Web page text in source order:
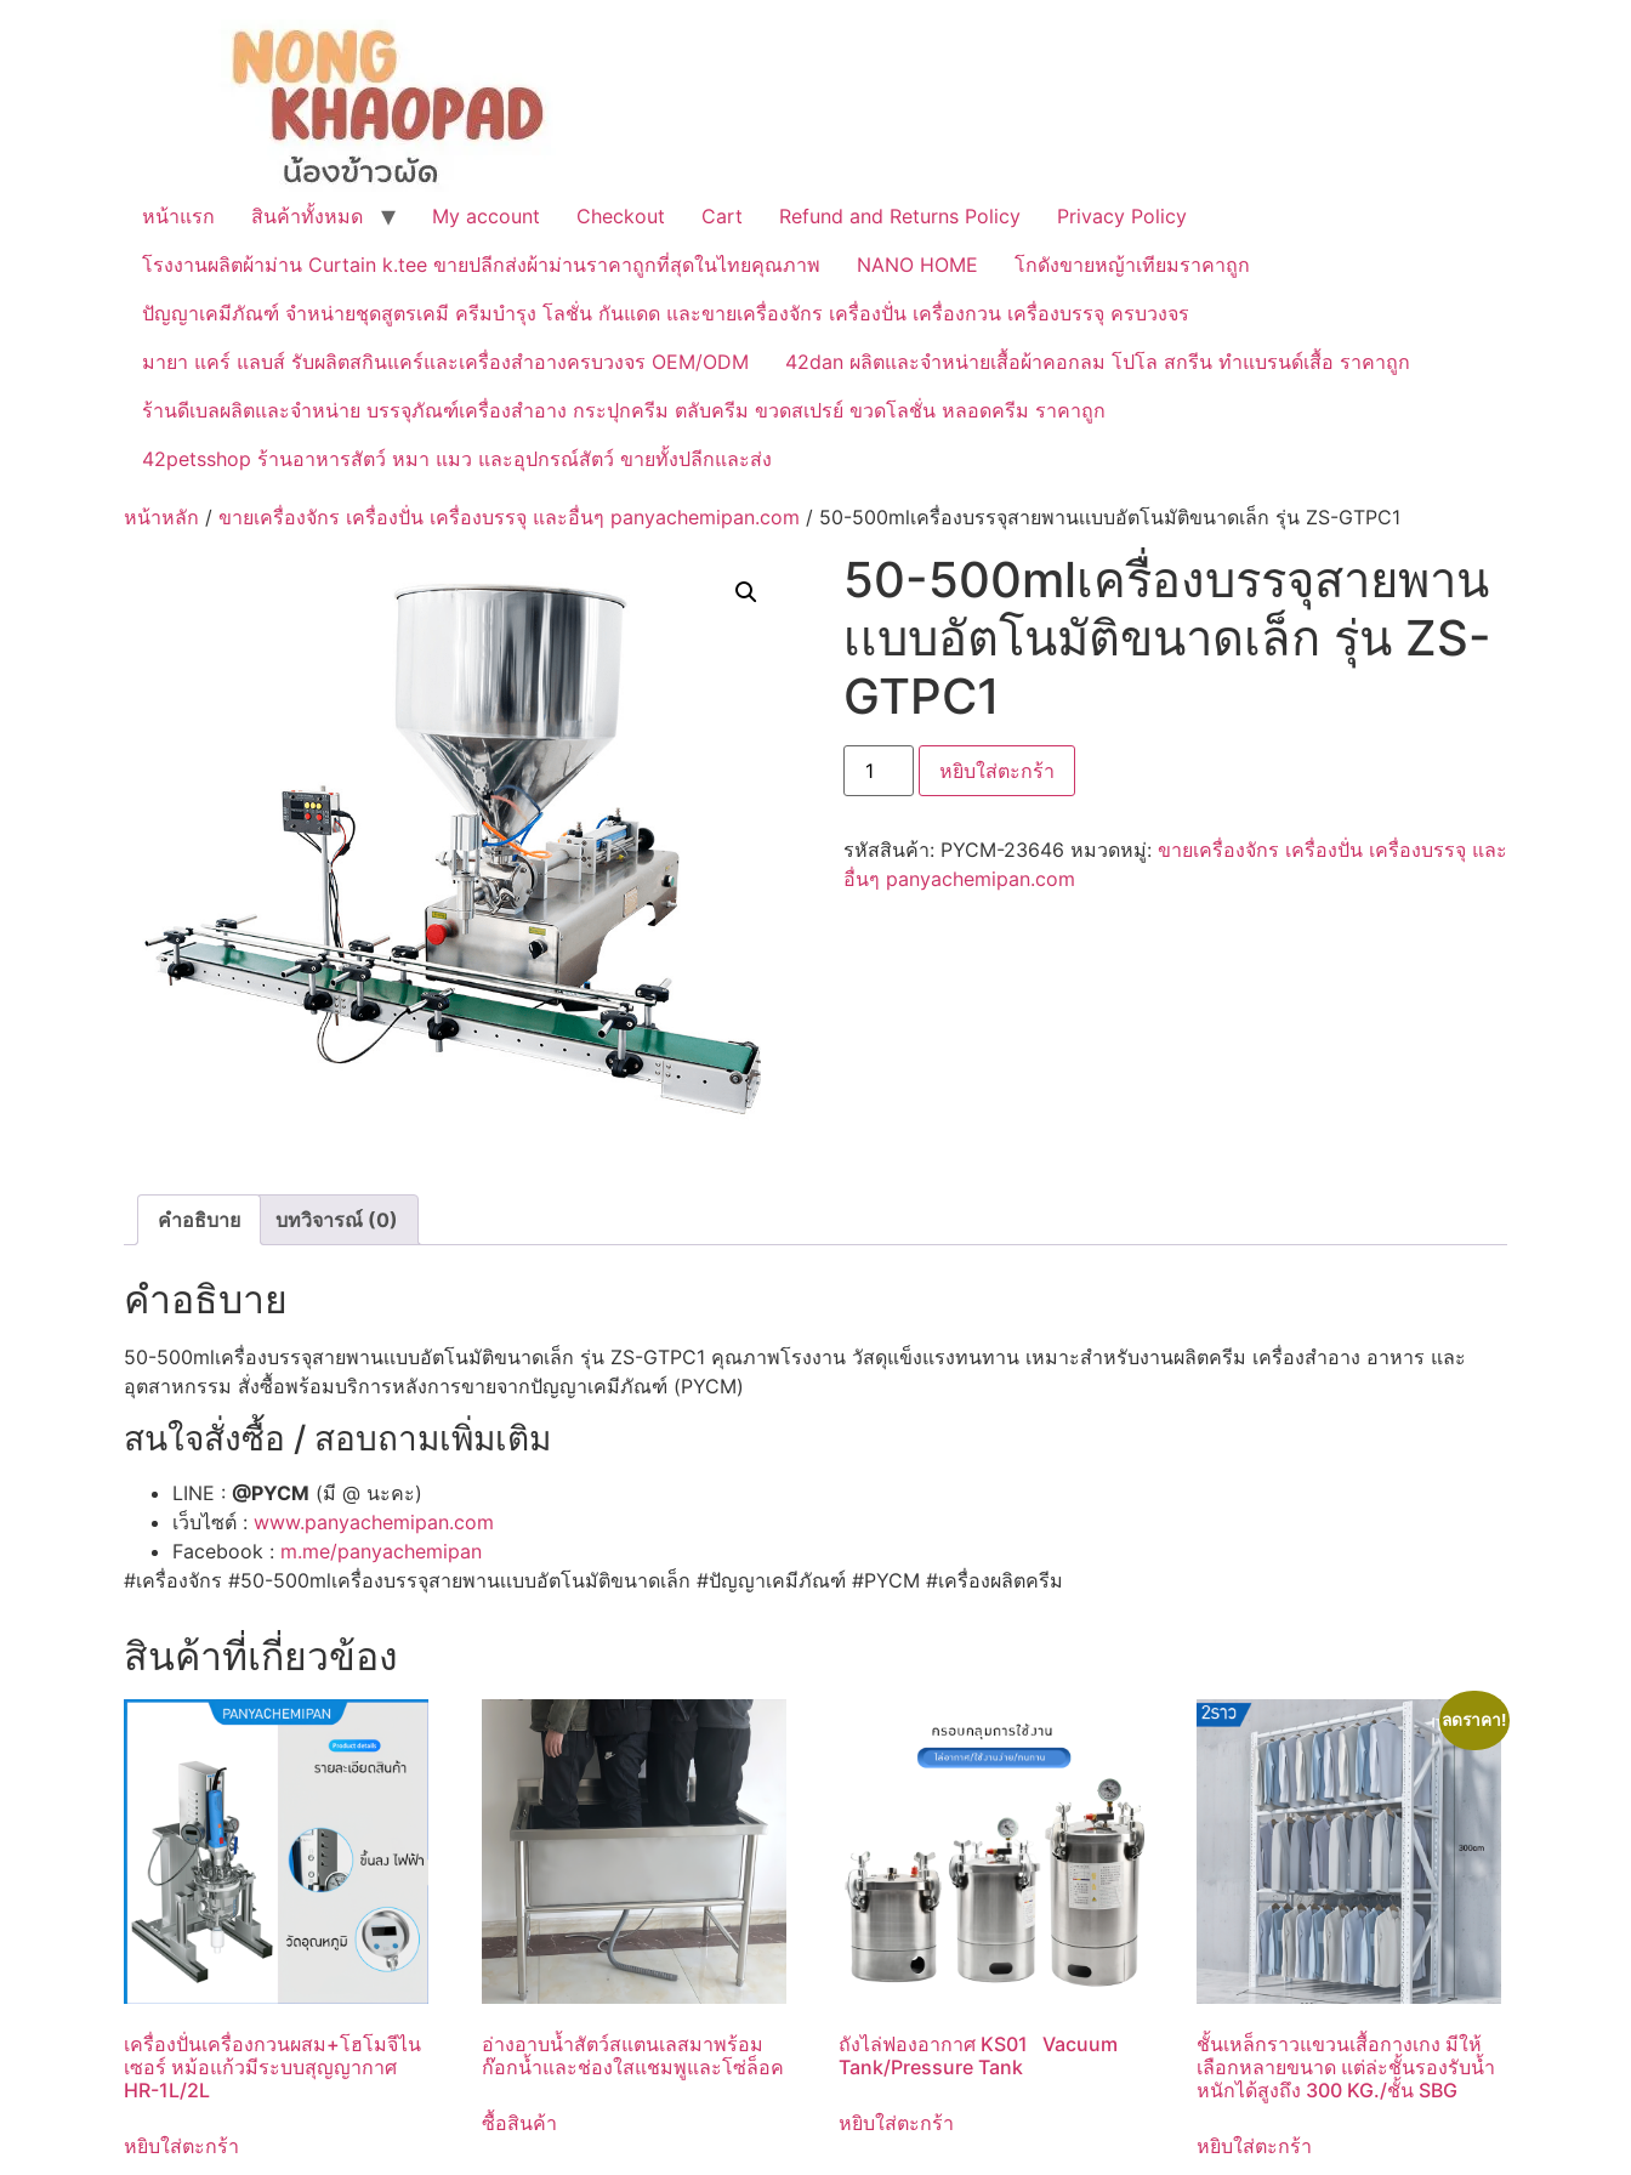
หน้าแรก สินค้าทั้งหมด My account Checkout Cart Refund and Returns Policy
Privacy Policy
โรงงานผลิตผ้าม่าน Curtain k.tee ขายปลีกส่งผ้าม่านราคาถูกที่สุดในไทยคุณภาพ
NANO HOME
โกดังขายหญ้าเทียมราคาถูก
ปัญญาเคมีภัณฑ์ จำหน่ายชุดสูตรเคมี ครีมบำรุง โลชั่น กันแดด และขายเครื่องจักร เครื่องปั่น เครื่องกวน เครื่องบรรจุ ครบวงจร
มายา แคร์ แลบส์ รับผลิตสกินแคร์และเครื่องสำอางครบวงจร OEM/ODM
42dan ผลิตและจำหน่ายเสื้อผ้าคอกลม โปโล สกรีน ทำแบรนด์เสื้อ ราคาถูก
ร้านดีเบลผลิตและจำหน่าย บรรจุภัณฑ์เครื่องสำอาง กระปุกครีม ตลับครีม ขวดสเปรย์ ขวดโลชั่น หลอดครีม ราคาถูก
42petsshop ร้านอาหารสัตว์ หมา แมว และอุปกรณ์สัตว์ ขายทั้งปลีกและส่ง
หน้าหลัก / ขายเครื่องจักร เครื่องปั่น เครื่องบรรจุ และอื่นๆ panyachemipan.com / 50-500mlเครื่องบรรจุสายพานเเบบอัตโนมัติขนาดเล็ก รุ่น ZS-GTPC1
50-500mlเครื่องบรรจุสายพาน
เเบบอัตโนมัติขนาดเล็ก รุ่น ZS-
GTPC1
หยิบใส่ตะกร้า
รหัสสินค้า: PYCM-23646 หมวดหมู่: ขายเครื่องจักร เครื่องปั่น เครื่องบรรจุ และ
อื่นๆ panyachemipan.com
คำอธิบาย บทวิจารณ์ (0)
คำอธิบาย
50-500mlเครื่องบรรจุสายพานเเบบอัตโนมัติขนาดเล็ก รุ่น ZS-GTPC1 คุณภาพโรงงาน วัสดุแข็งแรงทนทาน เหมาะสำหรับงานผลิตครีม เครื่องสำอาง อาหาร และ
อุตสาหกรรม สั่งซื้อพร้อมบริการหลังการขายจากปัญญาเคมีภัณฑ์ (PYCM)
สนใจสั่งซื้อ / สอบถามเพิ่มเติม
LINE : @PYCM (มี @ นะคะ)
เว็บไซต์ : www.panyachemipan.com
Facebook : m.me/panyachemipan
#เครื่องจักร #50-500mlเครื่องบรรจุสายพานเเบบอัตโนมัติขนาดเล็ก #ปัญญาเคมีภัณฑ์ #PYCM #เครื่องผลิตครีม
สินค้าที่เกี่ยวข้อง
เครื่องปั่นเครื่องกวนผสม+โฮโมจีไน
เซอร์ หม้อแก้วมีระบบสุญญากาศ
HR-1L/2L
หยิบใส่ตะกร้า
อ่างอาบน้ำสัตว์สแตนเลสมาพร้อม
ก๊อกน้ำและช่องใสแชมพูและโซ่ล็อค
ซื้อสินค้า
ถังไล่ฟองอากาศ KS01 Vacuum
Tank/Pressure Tank
หยิบใส่ตะกร้า
ลดราคา!
ชั้นเหล็กราวแขวนเสื้อกางเกง มีให้
เลือกหลายขนาด แต่ล่ะชั้นรองรับน้ำ
หนักได้สูงถึง 300 KG./ชั้น SBG
หยิบใส่ตะกร้า